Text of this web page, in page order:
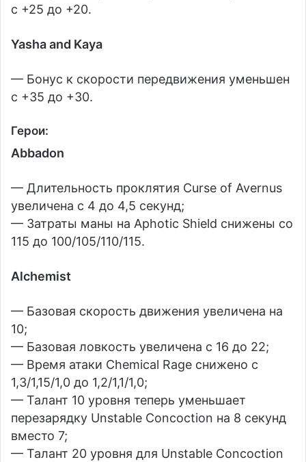
с +25 до +20.
Yasha and Kaya
— Бонус к скорости передвижения уменьшен
с +35 до +30.
Герои:
Abbadon
— Длительность проклятия Curse of Avernus
увеличена с 4 до 4,5 секунд;
— Затраты маны на Aphotic Shield снижены со
115 до 100/105/110/115.
Alchemist
— Базовая скорость движения увеличена на
10;
— Базовая ловкость увеличена с 16 до 22;
— Время атаки Chemical Rage снижено с
1,3/1,15/1,0 до 1,2/1,1/1,0;
— Талант 10 уровня теперь уменьшает
перезарядку Unstable Concoction на 8 секунд
вместо 7;
— Талант 20 уровня для Unstable Concoction